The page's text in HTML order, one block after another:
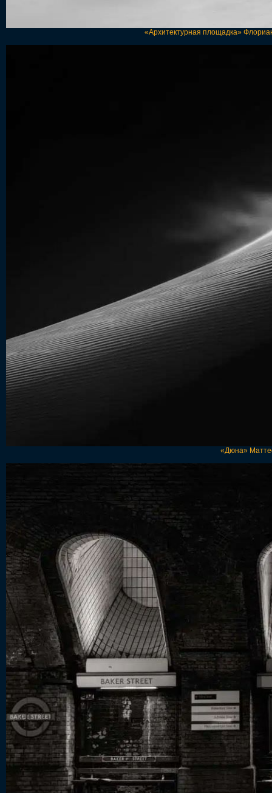
«Архитектурная площадка»
«Дюна»